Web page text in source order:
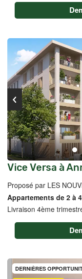
Vice Versa à
Proposé par LES
Appartements de 2 à
Livraison 4ème
DERNIÈRES